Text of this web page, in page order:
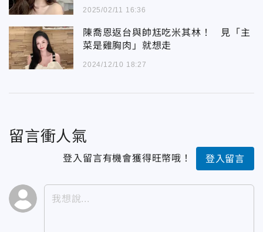
2025/02/11 16:36
陳喬恩返台與帥尪吃米其林！ 見「主
菜是雞胸肉」就想走
2024/12/10 18:27
留言衝人氣
登入留言有機會獲得旺幣哦！ 登入留言